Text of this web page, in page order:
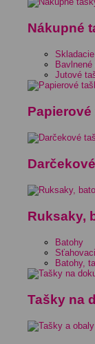
Nákupné
Jutové
Ruksaky,
Batohy
Batohy,
Tašky na